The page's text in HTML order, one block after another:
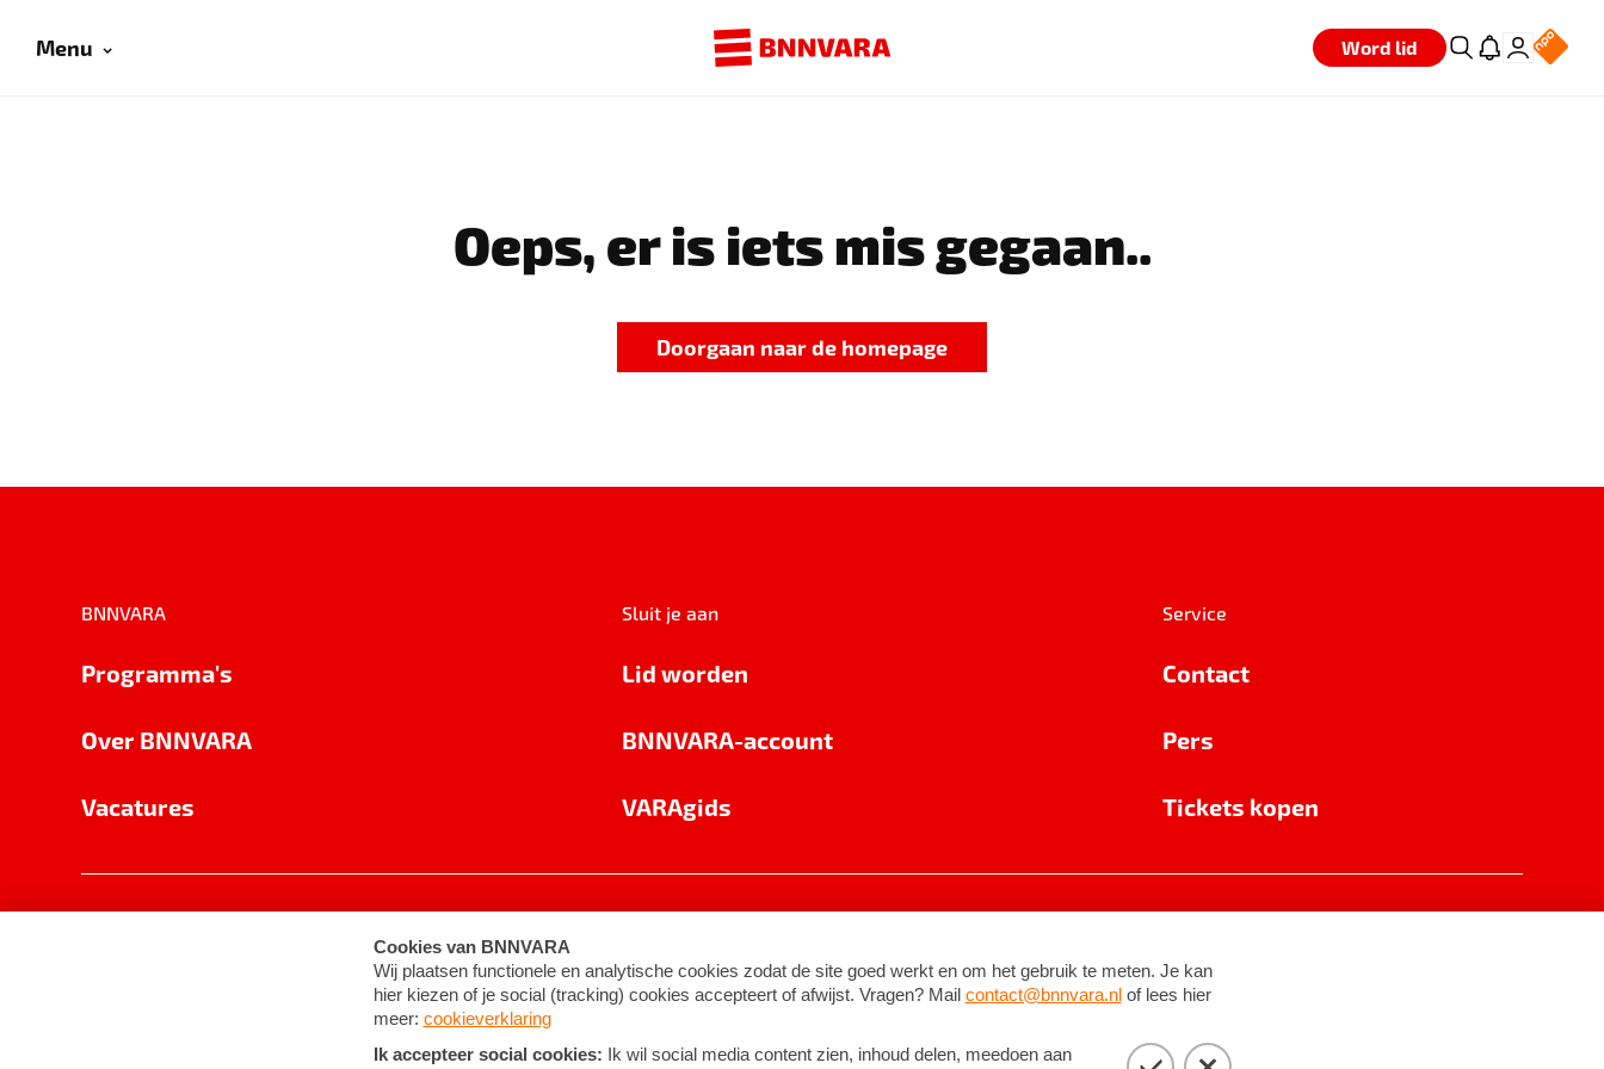
Menu Word lid
Oeps, er is iets mis gegaan..
Doorgaan naar de homepage
BNNVARA
Programma's
Over BNNVARA
Vacatures
Sluit je aan
Lid worden
BNNVARA-account
VARAgids
Service
Contact
Pers
Tickets kopen
Cookie-instellingen Algemene voorwaarden ©2026BNNVARA